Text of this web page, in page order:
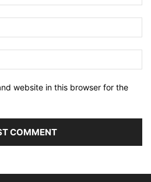
website in this browser for the